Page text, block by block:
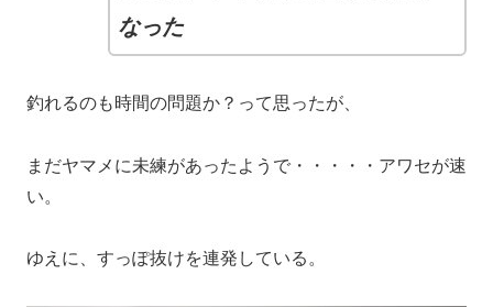
なった
釣れるのも時間の問題か？って思ったが、
まだヤマメに未練があったようで・・・・・アワセが速
い。
ゆえに、すっぽ抜けを連発している。